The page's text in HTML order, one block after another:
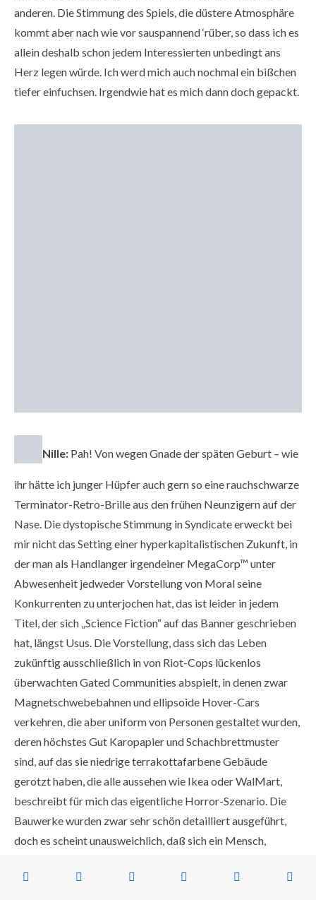
anderen. Die Stimmung des Spiels, die düstere Atmosphäre
kommt aber nach wie vor sauspannend ‘rüber, so dass ich es
allein deshalb schon jedem Interessierten unbedingt ans
Herz legen würde. Ich werd mich auch nochmal ein bißchen
tiefer einfuchsen. Irgendwie hat es mich dann doch gepackt.
Nille: Pah! Von wegen Gnade der späten Geburt – wie
ihr hätte ich junger Hüpfer auch gern so eine rauchschwarze
Terminator-Retro-Brille aus den frühen Neunzigern auf der
Nase. Die dystopische Stimmung in Syndicate erweckt bei
mir nicht das Setting einer hyperkapitalistischen Zukunft, in
der man als Handlanger irgendeiner MegaCorp™ unter
Abwesenheit jedweder Vorstellung von Moral seine
Konkurrenten zu unterjochen hat, das ist leider in jedem
Titel, der sich „Science Fiction“ auf das Banner geschrieben
hat, längst Usus. Die Vorstellung, dass sich das Leben
zukünftig ausschließlich in von Riot-Cops lückenlos
überwachten Gated Communities abspielt, in denen zwar
Magnetschwebebahnen und ellipsoide Hover-Cars
verkehren, die aber uniform von Personen gestaltet wurden,
deren höchstes Gut Karopapier und Schachbrettmuster
sind, auf das sie niedrige terrakottafarbene Gebäude
gerotzt haben, die alle aussehen wie Ikea oder WalMart,
beschreibt für mich das eigentliche Horror-Szenario. Die
Bauwerke wurden zwar sehr schön detailliert ausgeführt,
doch es scheint unausweichlich, daß sich ein Mensch,
durch die Schädeldecke jagt oder zum seelenlosen Mörder